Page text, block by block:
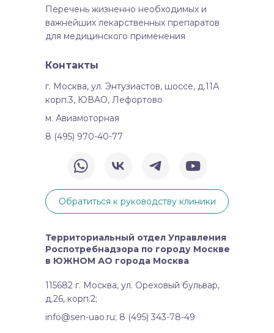
Обратиться к руководству клиники
Контакты
г. Москва, ул. Энтузиастов, шоссе, д.11А
корп.3, ЮВАО, Лефортово
м. Авиамоторная
8 (495) 970-40-77
Перечень жизненно необходимых и
важнейших лекарственных препаратов
для медицинского применения
Территориальный отдел Управления
Роспотребнадзора по городу Москве
в ЮЖНОМ АО города Москва
115682 г. Москва, ул. Ореховый бульвар,
д.26, корп.2;
info@sen-uao.ru; 8 (495) 343-78-49